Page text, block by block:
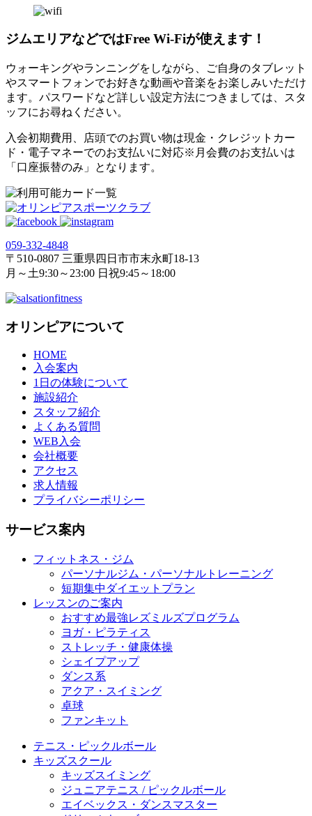
ジムエリアなどではFree Wi-Fiが使えます！
ウォーキングやランニングをしながら、ご自身のタブレット
やスマートフォンでお好きな動画や音楽をお楽しみいただけ
ます。パスワードなど詳しい設定方法につきましては、スタ
ッフにお尋ねください。
入会初期費用、店頭でのお買い物は現金・クレジットカー
ド・電子マネーでのお支払いに対応※月会費のお支払いは
「口座振替のみ」となります。
059‐332‐4848
〒510-0807 三重県四日市市末永町18‐13
月～土9:30～23:00 日祝9:45～18:00
オリンピアについて
HOME
入会案内
1日の体験について
施設紹介
スタッフ紹介
よくある質問
WEB入会
会社概要
アクセス
求人情報
プライバシーポリシー
サービス案内
フィットネス・ジム
パーソナルジム・パーソナルトレーニング
短期集中ダイエットプラン
レッスンのご案内
おすすめ最強レズミルズプログラム
ヨガ・ピラティス
ストレッチ・健康体操
シェイプアップ
ダンス系
アクア・スイミング
卓球
ファンキット
テニス・ピックルボール
キッズスクール
キッズスイミング
ジュニアテニス / ピックルボール
エイベックス・ダンスマスター